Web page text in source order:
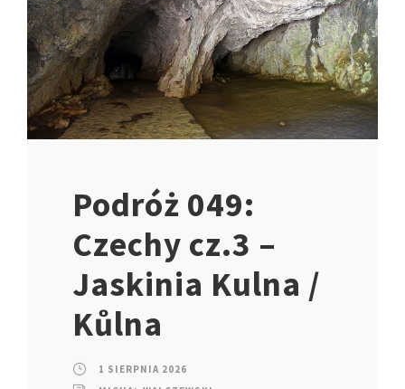
Podróż 049:
Czechy cz.3 –
Jaskinia Kulna /
Kůlna
1 SIERPNIA 2026